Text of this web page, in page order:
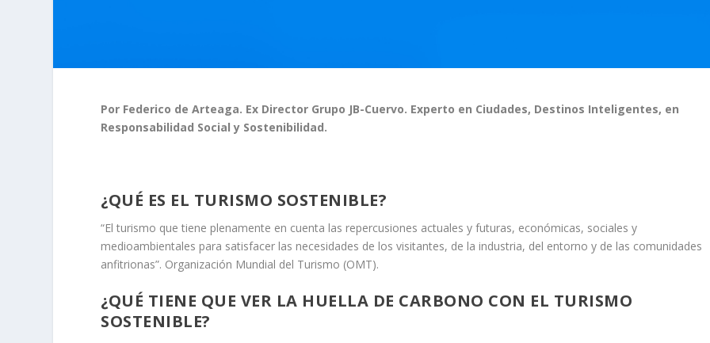
Por Federico de Arteaga. Ex Director Grupo JB-Cuervo. Experto en Ciudades, Destinos Inteligentes, en
Responsabilidad Social y Sostenibilidad.
¿QUÉ ES EL TURISMO SOSTENIBLE?
“El turismo que tiene plenamente en cuenta las repercusiones actuales y futuras, económicas, sociales y
medioambientales para satisfacer las necesidades de los visitantes, de la industria, del entorno y de las comunidades
anfitrionas”. Organización Mundial del Turismo (OMT).
¿QUÉ TIENE QUE VER LA HUELLA DE CARBONO CON EL TURISMO
SOSTENIBLE?